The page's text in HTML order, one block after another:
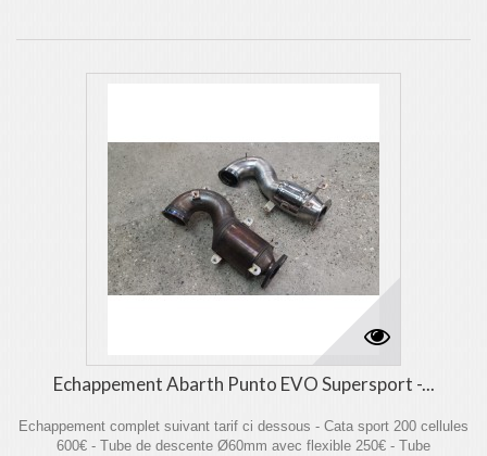
Echappement Abarth Punto EVO Supersport -...
Echappement complet suivant tarif ci dessous - Cata sport 200 cellules
600€ - Tube de descente Ø60mm avec flexible 250€ - Tube